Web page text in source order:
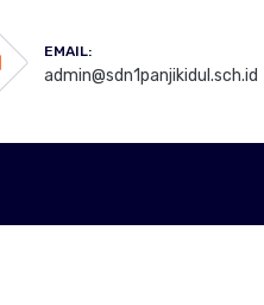
EMAIL:
admin@sdn1panjikidul.sch.id